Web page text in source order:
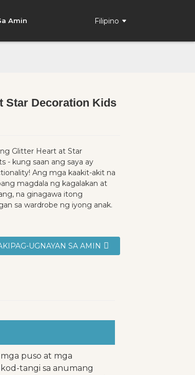
Amin Filipino
Star Decoration Kids
Glitter Heart at Star
- kung saan ang saya ay
Ang mga kaakit-akit na
magdala ng kagalakan at
na ginagawa itong
sa wardrobe ng iyong anak.
UGNAYAN SA AMIN
puso at mga
tangi sa anumang